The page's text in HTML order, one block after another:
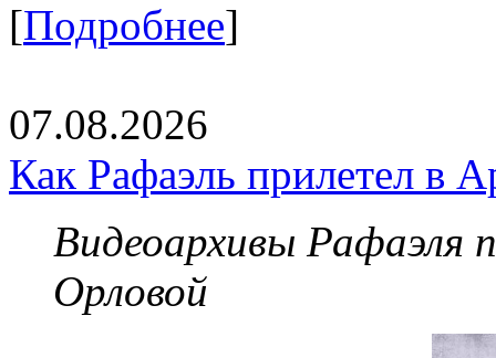
[Подробнее]
07.08.2026
Как Рафаэль прилетел в
Видеоархивы Рафаэля
Орловой